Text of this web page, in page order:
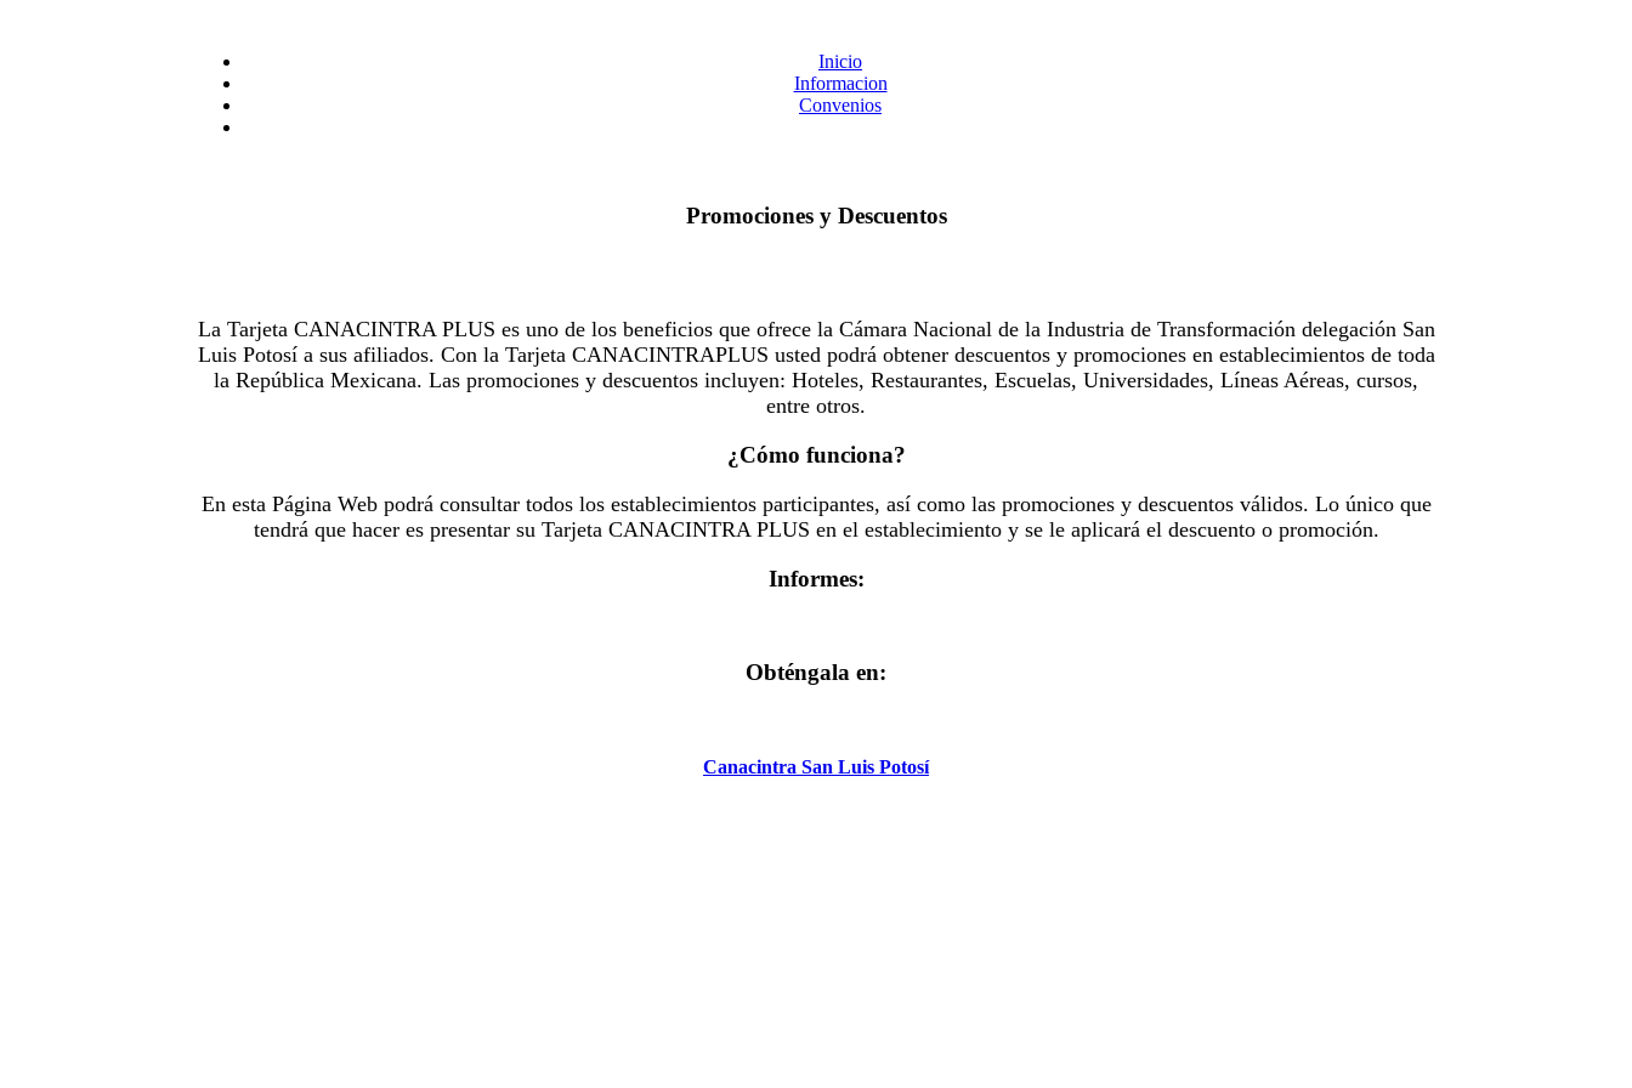
Inicio
Informacion
Convenios
Promociones y Descuentos
La Tarjeta CANACINTRA PLUS es uno de los beneficios que ofrece la Cámara Nacional de la Industria de Transformación delegación San
Luis Potosí a sus afiliados. Con la Tarjeta CANACINTRAPLUS usted podrá obtener descuentos y promociones en establecimientos de toda
la República Mexicana. Las promociones y descuentos incluyen: Hoteles, Restaurantes, Escuelas, Universidades, Líneas Aéreas, cursos,
entre otros.
¿Cómo funciona?
En esta Página Web podrá consultar todos los establecimientos participantes, así como las promociones y descuentos válidos. Lo único que
tendrá que hacer es presentar su Tarjeta CANACINTRA PLUS en el establecimiento y se le aplicará el descuento o promoción.
Informes:
Obténgala en:
Canacintra San Luis Potosí